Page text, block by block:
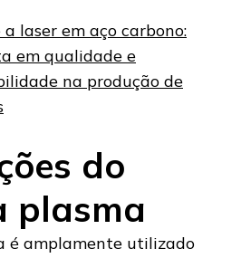
a laser em aço carbono:
em qualidade e
na produção de
do
plasma
é amplamente utilizado